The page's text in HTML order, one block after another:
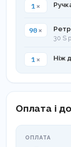
Інструмент
насадками-
мінімізації
виконанні
методу можна
Залишити
Виконати
1×
90×
30 S
1× Ніж
Оплата і
ОПЛАТА